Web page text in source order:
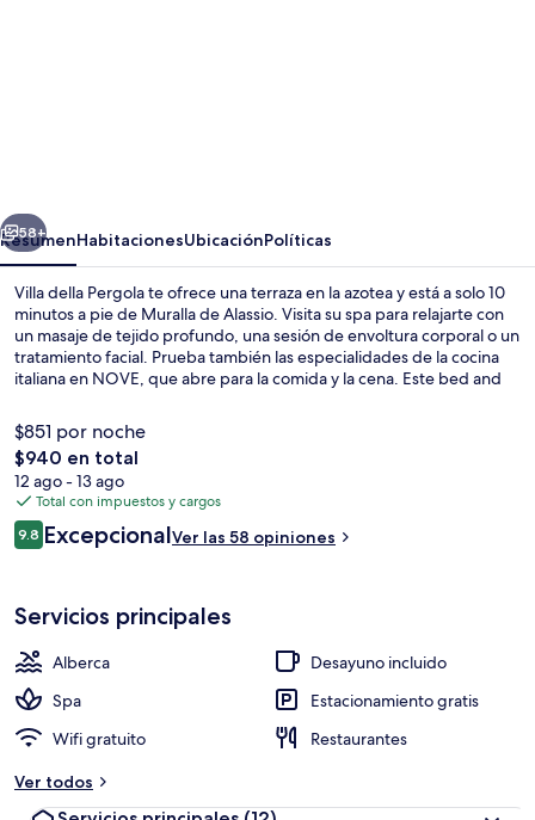
Siguiente
58+
ResumenHabitacionesUbicaciónPolíticas
Villa della Pergola te ofrece una terraza en la azotea y está a solo 10
minutos a pie de Muralla de Alassio. Visita su spa para relajarte con
un masaje de tejido profundo, una sesión de envoltura corporal o un
tratamiento facial. Prueba también las especialidades de la cocina
italiana en NOVE, que abre para la comida y la cena. Este bed and
su sala de fitness.
$851 por noche
El
precio
total
es
de
$940 en total
12 ago - 13 ago
Total con impuestos y cargos
Opiniones
9.89.8 de 10,
ExcepcionalVer las 58 opiniones
Servicios principales
Alberca
Desayuno incluido
Spa
Estacionamiento gratis
Wifi gratuito
Restaurantes
Ver todos